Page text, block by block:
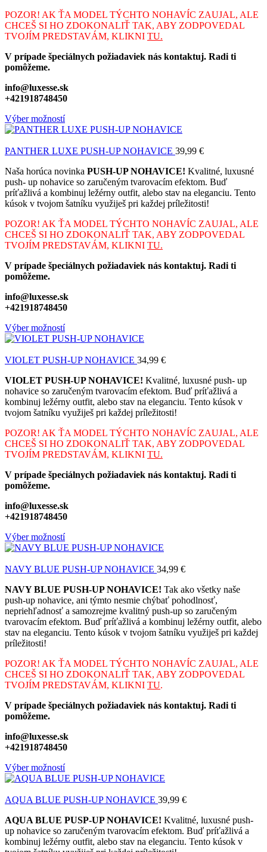
POZOR! AK ŤA MODEL TÝCHTO NOHAVÍC ZAUJAL, ALE
CHCEŠ SI HO ZDOKONALIŤ TAK, ABY ZODPOVEDAL
TVOJÍM PREDSTAVÁM, KLIKNI TU.
V prípade špeciálnych požiadaviek nás kontaktuj. Radi ti
pomôžeme.
info@luxesse.sk
+421918748450
Výber možností
PANTHER LUXE PUSH-UP NOHAVICE 39,99 €
Naša horúca novinka PUSH-UP NOHAVICE! Kvalitné, luxusné
push- up nohavice so zaručeným tvarovacím efektom. Buď
príťažlivá a kombinuj ležérny outfit, alebo stav na eleganciu. Tento
kúsok v tvojom šatníku využiješ pri každej príležitosti!
POZOR! AK ŤA MODEL TÝCHTO NOHAVÍC ZAUJAL, ALE
CHCEŠ SI HO ZDOKONALIŤ TAK, ABY ZODPOVEDAL
TVOJÍM PREDSTAVÁM, KLIKNI TU.
V prípade špeciálnych požiadaviek nás kontaktuj. Radi ti
pomôžeme.
info@luxesse.sk
+421918748450
Výber možností
VIOLET PUSH-UP NOHAVICE 34,99 €
VIOLET PUSH-UP NOHAVICE! Kvalitné, luxusné push- up
nohavice so zaručeným tvarovacím efektom. Buď príťažlivá a
kombinuj ležérny outfit, alebo stav na eleganciu. Tento kúsok v
tvojom šatníku využiješ pri každej príležitosti!
POZOR! AK ŤA MODEL TÝCHTO NOHAVÍC ZAUJAL, ALE
CHCEŠ SI HO ZDOKONALIŤ TAK, ABY ZODPOVEDAL
TVOJÍM PREDSTAVÁM, KLIKNI TU.
V prípade špeciálnych požiadaviek nás kontaktuj. Radi ti
pomôžeme.
info@luxesse.sk
+421918748450
Výber možností
NAVY BLUE PUSH-UP NOHAVICE 34,99 €
NAVY BLUE PUSH-UP NOHAVICE! Tak ako všetky naše
push-up nohavice, ani týmto nesmie chýbať pohodlnosť,
nepriehľadnosť a samozrejme kvalitný push-up so zaručeným
tvarovacím efektom. Buď príťažlivá a kombinuj ležérny outfit, alebo
stav na eleganciu. Tento kúsok v tvojom šatníku využiješ pri každej
príležitosti!
POZOR! AK ŤA MODEL TÝCHTO NOHAVÍC ZAUJAL, ALE
CHCEŠ SI HO ZDOKONALIŤ TAK, ABY ZODPOVEDAL
TVOJÍM PREDSTAVÁM, KLIKNI TU.
V prípade špeciálnych požiadaviek nás kontaktuj. Radi ti
pomôžeme.
info@luxesse.sk
+421918748450
Výber možností
AQUA BLUE PUSH-UP NOHAVICE 39,99 €
AQUA BLUE PUSP-UP NOHAVICE! Kvalitné, luxusné push-
up nohavice so zaručeným tvarovacím efektom. Buď príťažlivá a
kombinuj ležérny outfit, alebo stav na eleganciu. Tento kúsok v